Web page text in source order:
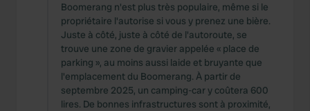
Boomerang n'est plus très populaire, même si le
propriétaire l'autorise si vous y prenez une bière.
Juste à côté, juste à côté de l'autoroute, se
trouve une zone de gravier appelée « place de
parking », au moins aussi laide et bruyante que
l'emplacement du Boomerang. À partir de
septembre 2025, un camping-car y coûtera 600
lires. De bonnes infrastructures sont à proximité,